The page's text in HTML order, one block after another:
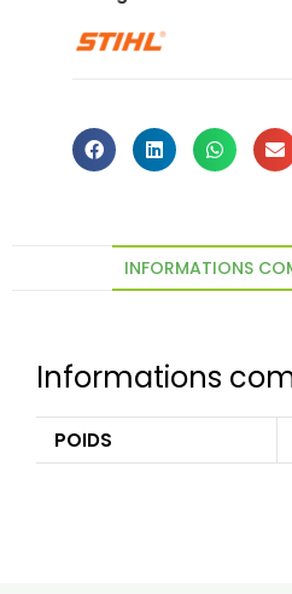
INFORMATIONS
Informations
POIDS